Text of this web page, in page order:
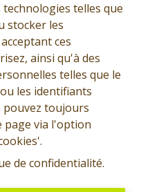
telles que
stocker les
ces
ainsi qu'à des
telles que le
les identifiants
pouvez toujours
page via l'option
de confidentialité.
96 96
745 m²